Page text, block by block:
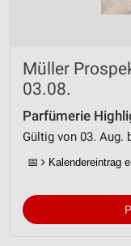
Müller
03.08.
Parfümerie
Gültig von 03. Aug.
📅 Kalendereintrag